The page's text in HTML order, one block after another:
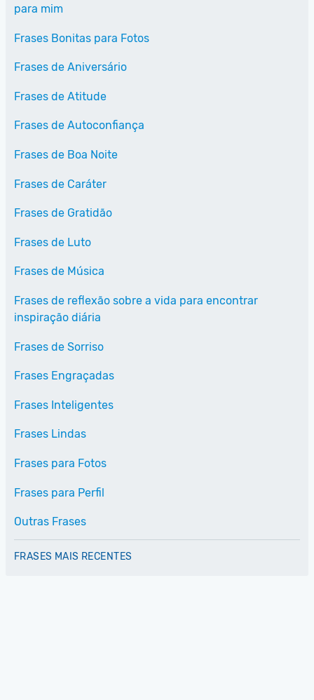
para mim
Frases Bonitas para Fotos
Frases de Aniversário
Frases de Atitude
Frases de Autoconfiança
Frases de Boa Noite
Frases de Caráter
Frases de Gratidão
Frases de Luto
Frases de Música
Frases de reflexão sobre a vida para encontrar
inspiração diária
Frases de Sorriso
Frases Engraçadas
Frases Inteligentes
Frases Lindas
Frases para Fotos
Frases para Perfil
Outras Frases
FRASES MAIS RECENTES